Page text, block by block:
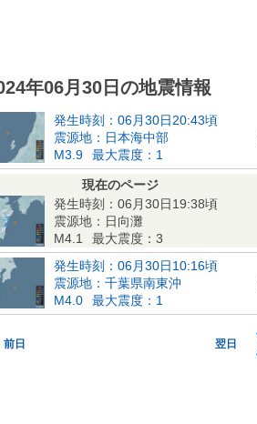
年06月30日の地震情報
発生時刻：06月30日20:43頃
震源地：日本海中部
M3.9
最大震度：1
現在のページ
発生時刻：06月30日19:38頃
震源地：日向灘
M4.1
最大震度：3
発生時刻：06月30日10:16頃
震源地：千葉県南東沖
M4.0
最大震度：1
前日 翌日